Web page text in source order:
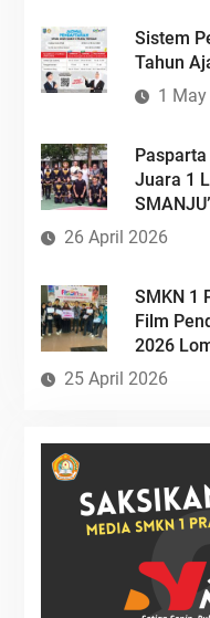
Sistem
Tahun
1
Juara 1
26 April 2026
SMKN 1
Film
2026
25 April 2026